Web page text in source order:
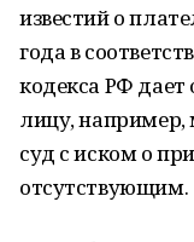
известий о
года в
кодекса РФ дает
лицу, например,
суд с иском о
отсутствующим.